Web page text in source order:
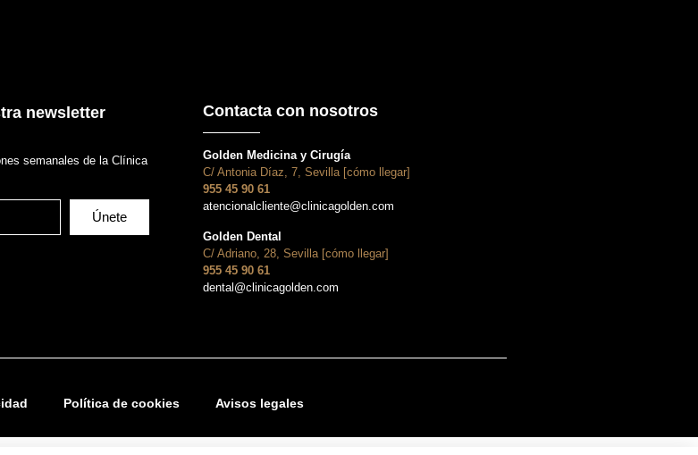
newsletter
semanales de la Clínica
Únete
Contacta con nosotros
Golden Medicina y Cirugía
C/ Antonia Díaz, 7, Sevilla [cómo llegar]
955 45 90 61
atencionalcliente@clinicagolden.com
Golden Dental
C/ Adriano, 28, Sevilla [cómo llegar]
955 45 90 61
dental@clinicagolden.com
Política de cookies Avisos legales